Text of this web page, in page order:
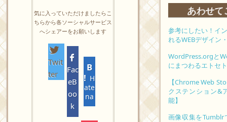
気に入っていただけましたらこ
ちらから各ソーシャルサービス
へシェアーをお願いします
Twit
ter
Fac
eB
oo
k
H
ate
na
あわせて
参考にしたい！イ
れるWEBデザイン
WordPress.orgと
にまつわるエトセ
【Chrome Web
クステンション&
能】
画像収集をTumblr